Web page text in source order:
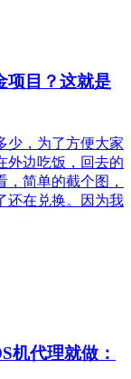
项目？这就是
少，为了方便大家
外边吃饭，回去的
简单的截个图，
还在兑换。因为我
机代理就做：